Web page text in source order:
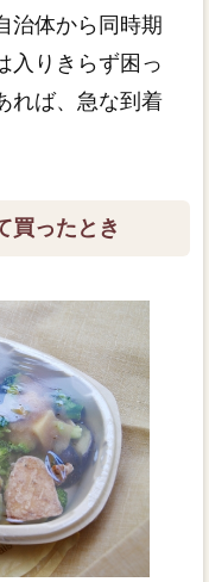
治体から同時期
入りきらず困っ
れば、急な到着
買ったとき